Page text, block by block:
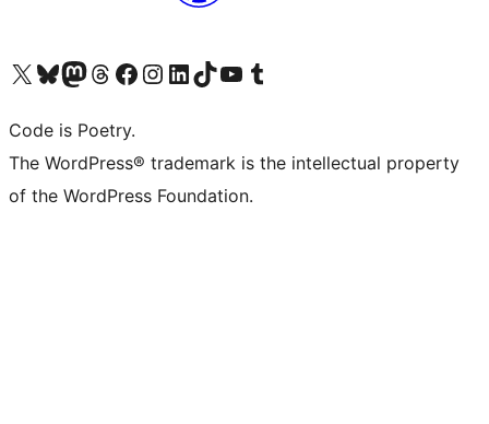
Navštivte náš účet na X (dříve Twitter)
Navštivte náš Bluesky účetNavštivte náš účet Mastodon
Navštivte náš Threads účetNavštivte naši stránku na Facebooku
Navštivte náš Instagram účetNavštivte náš LinkedIn účetNavštivte náš TikTok účetNavštivte náš YouTube kanálNavštivte náš Tumblr účet
Code is Poetry.
The WordPress® trademark is the intellectual property
of the WordPress Foundation.